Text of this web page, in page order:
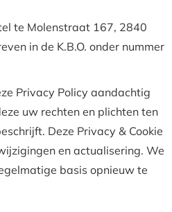
te Molenstraat 167, 2840
in de K.B.O. onder nummer
Privacy Policy aandachtig
uw rechten en plichten ten
Deze Privacy & Cookie
en actualisering. We
basis opnieuw te